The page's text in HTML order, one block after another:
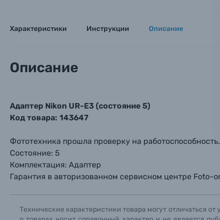
Электроника
Фоторамки
Фотоальбомы
Книги о фотографии, альбомы известных
Характеристики Инструкции Описание
Описание
Адаптер Nikon UR-E3 (состояние 5)
Код товара: 143647
Фототехника прошла проверку на работоспособность.
Состояние: 5
Комплектация: Адаптер
Гарантия в авторизованном сервисном центре Fоtо-
Технические характеристики товара могут отличаться